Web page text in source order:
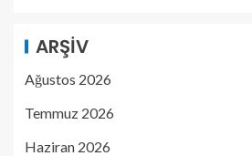
ARŞIV
Ağustos 2026
Temmuz 2026
Haziran 2026